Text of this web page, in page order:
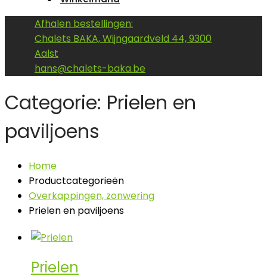
Afhalen bestellingen:
Chalets BAKA, Wijngaardveld 44, 9300
Aalst
hans@chalets-baka.be
Categorie: Prielen en
paviljoens
Home
Productcategorieën
Overkappingen, zonwering
Prielen en paviljoens
Prielen